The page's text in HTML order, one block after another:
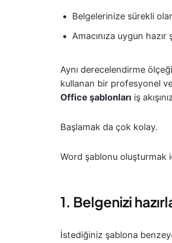
Belgelerinize sürekli
Amacınıza uygun
Aynı derecelendirme
kullanan bir profesyonel
Office şablonları iş
Başlamak da çok kolay.
Word şablonu oluşturmak
1. Belgenizi
İstediğiniz şablona